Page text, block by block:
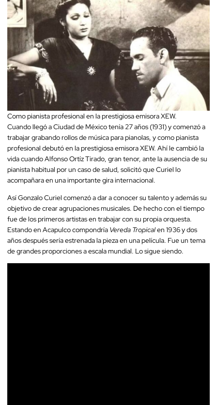
Como pianista profesional en la prestigiosa emisora XEW.
Cuando llegó a Ciudad de México tenía 27 años (1931) y comenzó a
trabajar grabando rollos de música para pianolas, y como pianista
profesional debutó en la prestigiosa emisora XEW. Ahí le cambió la
vida cuando Alfonso Ortíz Tirado, gran tenor, ante la ausencia de su
pianista habitual por un caso de salud, solicitó que Curiel lo
acompañara en una importante gira internacional.
Así Gonzalo Curiel comenzó a dar a conocer su talento y además su
objetivo de crear agrupaciones musicales. De hecho con el tiempo
fue de los primeros artistas en trabajar con su propia orquesta.
Estando en Acapulco compondría Vereda Tropicalen 1936 y dos
años después sería estrenada la pieza en una película. Fue un tema
de grandes proporciones a escala mundial. Lo sigue siendo.